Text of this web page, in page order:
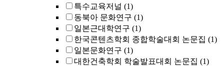
특수교육저널 (1)
동북아 문화연구 (1)
일본근대학연구 (1)
한국콘텐츠학회 종합학술대회 논문집 (1)
일본문화연구 (1)
대한건축학회 학술발표대회 논문집 (1)